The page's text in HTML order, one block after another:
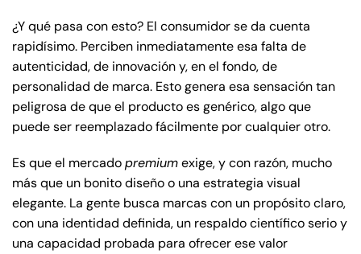
¿Y qué pasa con esto? El consumidor se da cuenta
rapidísimo. Perciben inmediatamente esa falta de
autenticidad, de innovación y, en el fondo, de
personalidad de marca. Esto genera esa sensación tan
peligrosa de que el producto es genérico, algo que
puede ser reemplazado fácilmente por cualquier otro.
Es que el mercadopremiumexige, y con razón, mucho
más que un bonito diseño o una estrategia visual
elegante. La gente busca marcas con un propósito claro,
con una identidad definida, un respaldo científico serio y
una capacidad probada para ofrecer ese valor